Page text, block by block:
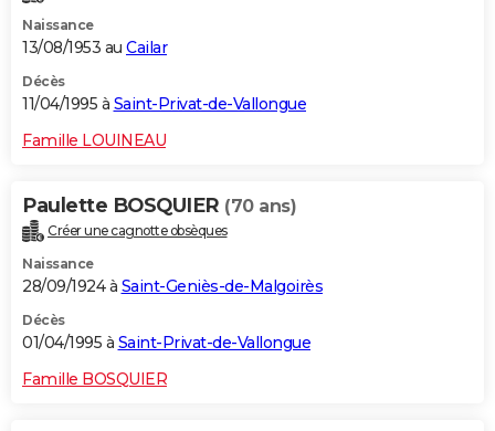
Naissance
13/08/1953 au Cailar
Décès
11/04/1995 à Saint-Privat-de-Vallongue
Famille LOUINEAU
Paulette BOSQUIER (70 ans)
Créer une cagnotte obsèques
Naissance
28/09/1924 à Saint-Geniès-de-Malgoirès
Décès
01/04/1995 à Saint-Privat-de-Vallongue
Famille BOSQUIER